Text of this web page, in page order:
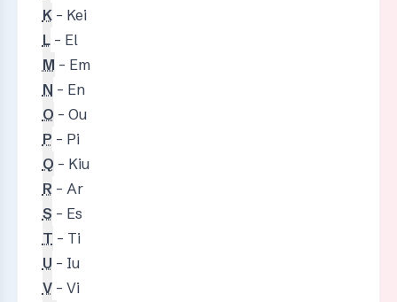
K– Kei
L– El
M – Em
N – En
O – Ou
P – Pi
Q – Kiu
R – Ar
S – Es
T – Ti
U – Iu
V– Vi